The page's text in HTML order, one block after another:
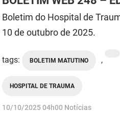
Boletim do Hospital de
10 de outubro de 2025.
tags: BOLETIM MATUTINO ,
HOSPITAL DE TRAUMA
publicado
10/10/202504h00 Notícias